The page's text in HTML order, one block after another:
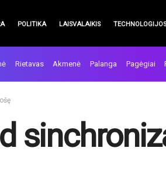
POLITIKA LAISVALAIKIS TECHNOLOGIJOS
Rietavas Akmenė Palanga Pagėgiai